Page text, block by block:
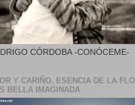
CÓRDOBA -CONÓCEME-
Y CARIÑO. ESENCIA DE LA
BELLA IMAGINADA